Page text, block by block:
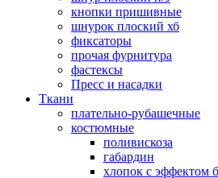
кнопки пришивные
шнурок плоский хб
фиксаторы
прочая фурнитура
фастексы
Пресс и насадки
Ткани
плательно-рубашечные
костюмные
поливискоза
габардин
хлопок с эффектом